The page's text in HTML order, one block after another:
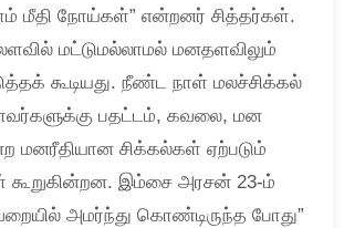
மீதி நோய்கள்” என்றனர் சித்தர்கள்.
மட்டுமல்லாமல் மனதளவிலும்
கூடியது. நீண்ட நாள் மலச்சிக்கல்
பதட்டம், கவலை, மன
மனரீதியான சிக்கல்கள் ஏற்படும்
கூறுகின்றன. இம்சை அரசன் 23-ம்
அமர்ந்து கொண்டிருந்த போது”